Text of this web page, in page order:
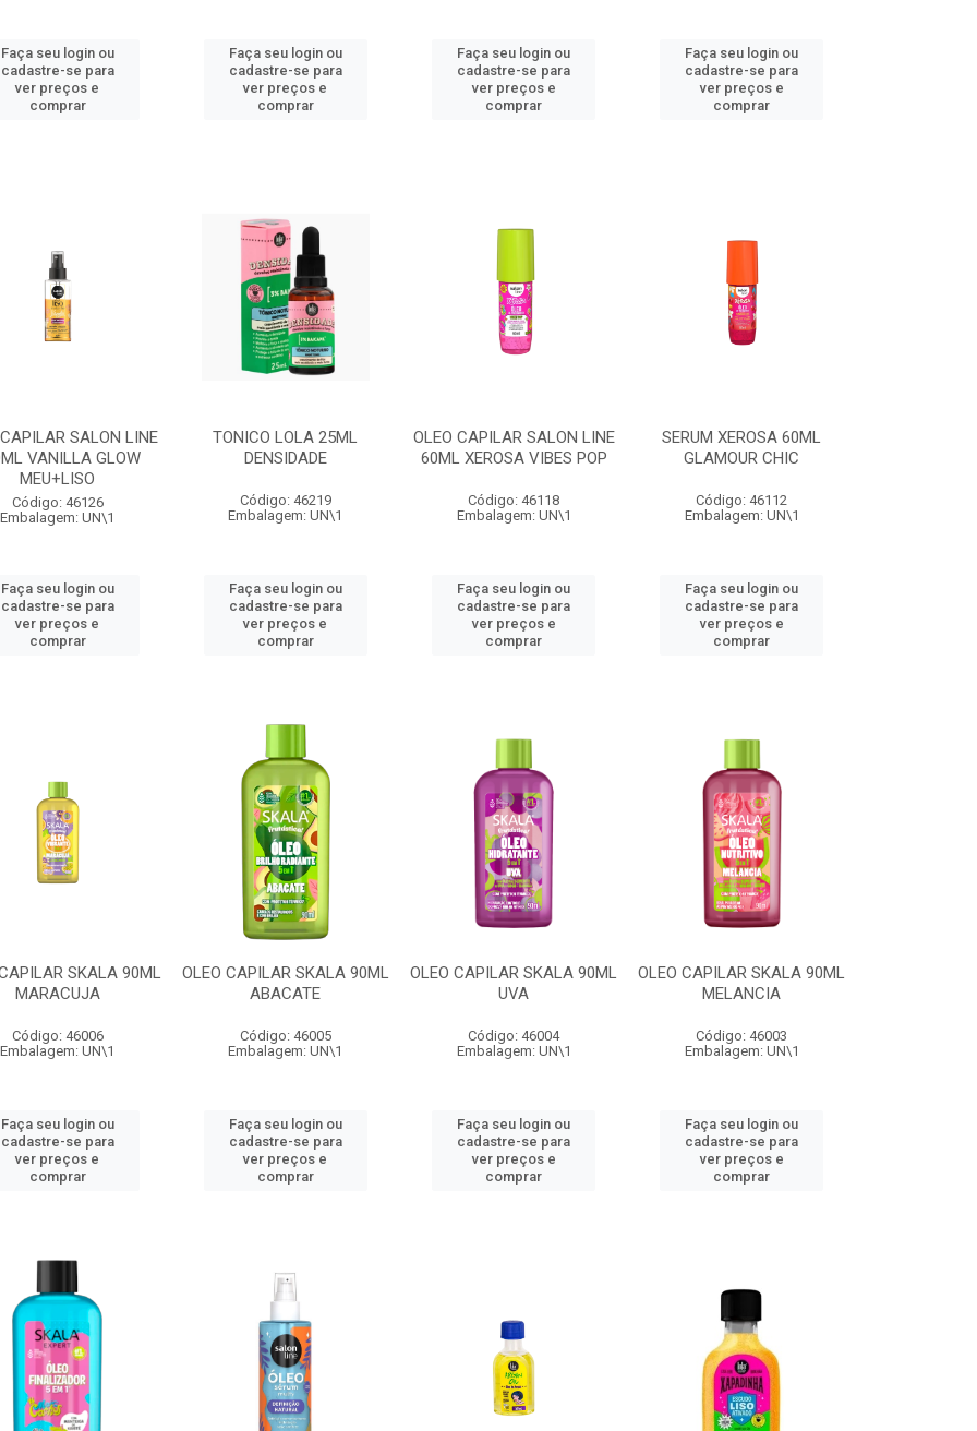
Faça seu login ou
cadastre-se para
ver preços e
comprar
Faça seu login ou
cadastre-se para
ver preços e
comprar
Faça seu login ou
cadastre-se para
ver preços e
comprar
Faça seu login ou
cadastre-se para
ver preços e
comprar
SALON LINE
VANILLA GLOW
MEU+LISO
Código: 46126
Embalagem: UN\1
Faça seu login ou
cadastre-se para
ver preços e
comprar
TONICO LOLA 25ML
DENSIDADE
Código: 46219
Embalagem: UN\1
Faça seu login ou
cadastre-se para
ver preços e
comprar
OLEO CAPILAR SALON LINE
60ML XEROSA VIBES POP
Código: 46118
Embalagem: UN\1
Faça seu login ou
cadastre-se para
ver preços e
comprar
SERUM XEROSA 60ML
GLAMOUR CHIC
Código: 46112
Embalagem: UN\1
Faça seu login ou
cadastre-se para
ver preços e
comprar
SKALA 90ML
MARACUJA
Código: 46006
Embalagem: UN\1
Faça seu login ou
cadastre-se para
ver preços e
comprar
OLEO CAPILAR SKALA 90ML
ABACATE
Código: 46005
Embalagem: UN\1
Faça seu login ou
cadastre-se para
ver preços e
comprar
OLEO CAPILAR SKALA 90ML
UVA
Código: 46004
Embalagem: UN\1
Faça seu login ou
cadastre-se para
ver preços e
comprar
OLEO CAPILAR SKALA 90ML
MELANCIA
Código: 46003
Embalagem: UN\1
Faça seu login ou
cadastre-se para
ver preços e
comprar